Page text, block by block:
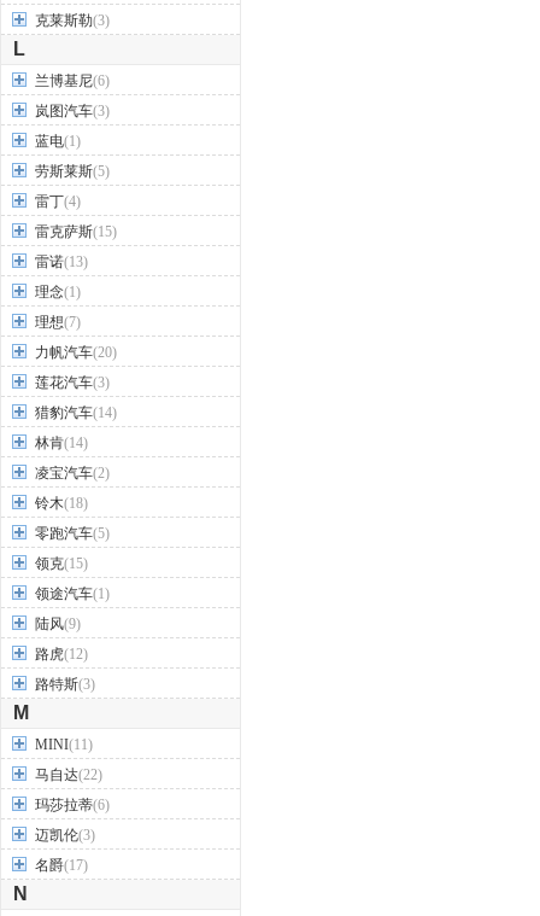
克莱斯勒(3)
L
兰博基尼(6)
岚图汽车(3)
蓝电(1)
劳斯莱斯(5)
雷丁(4)
雷克萨斯(15)
雷诺(13)
理念(1)
理想(7)
力帆汽车(20)
莲花汽车(3)
猎豹汽车(14)
林肯(14)
凌宝汽车(2)
铃木(18)
零跑汽车(5)
领克(15)
领途汽车(1)
陆风(9)
路虎(12)
路特斯(3)
M
MINI(11)
马自达(22)
玛莎拉蒂(6)
迈凯伦(3)
名爵(17)
N